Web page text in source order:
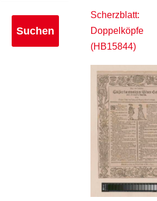
Scherzblatt:
Doppelköpfe
(HB15844)